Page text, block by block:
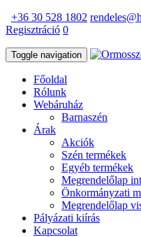
+36 30 528 1802
Regisztráció 0
Toggle navigation
Főoldal
Rólunk
Webáruház
Barnaszén
Árak
Akciók
Szén termékek
Egyéb termékek
Megrendelőlap
Önkormányzati
Megrendelőlap
Pályázati kiírás
Kapcsolat